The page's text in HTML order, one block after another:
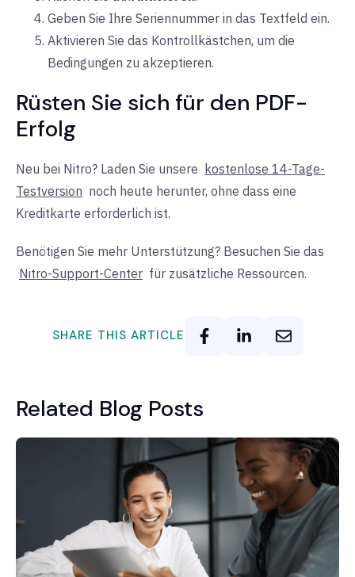
Geben Sie Ihre Seriennummer in das Textfeld ein.
Aktivieren Sie das Kontrollkästchen, um die
Bedingungen zu akzeptieren.
Rüsten Sie sich für den PDF-
Erfolg
Neu bei Nitro? Laden Sie unsere kostenlose 14-Tage-
Testversion noch heute herunter, ohne dass eine
Kreditkarte erforderlich ist.
Benötigen Sie mehr Unterstützung? Besuchen Sie das
Nitro-Support-Center für zusätzliche Ressourcen.
SHARE THIS ARTICLE
Related Blog Posts